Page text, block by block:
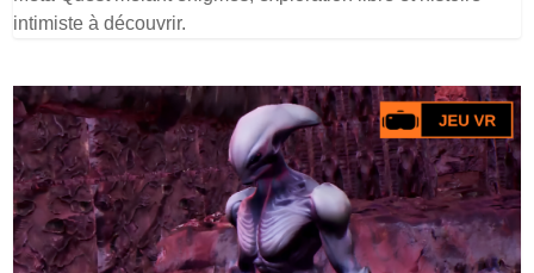
intimiste à découvrir.